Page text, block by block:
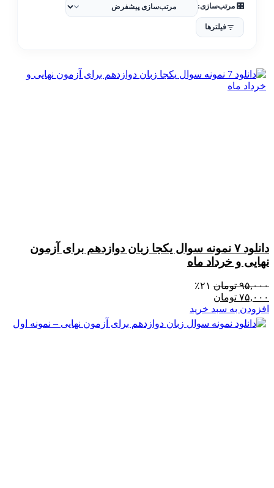
🎛️ مرتب‌سازی:
فیلترها
دانلود ۷ نمونه سوال یکجا زبان دوازدهم برای آزمون
نهایی و خرداد ماه
۹۵,۰۰۰ تومان ۲۱٪
۷۵,۰۰۰ تومان
افزودن به سبد خرید